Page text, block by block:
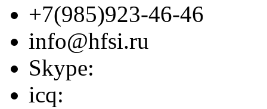
+7(985)923-46-46
info@hfsi.ru
Skype:
icq: